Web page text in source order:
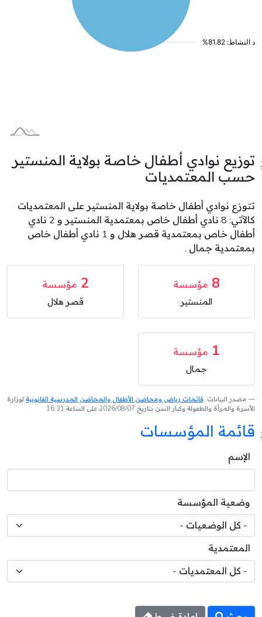
توزيع نوادي أطفال خاصة بولاية المنستير
حسب المعتمديات
تتوزع نوادي أطفال خاصة بولاية المنستير على المعتمديات
كالآتي: 8 نادي أطفال خاص بمعتمدية المنستير و 2 نادي
أطفال خاص بمعتمدية قصر هلال و 1 نادي أطفال خاص
بمعتمدية جمال .
8 مؤسسة
المنستير
2 مؤسسة
قصر هلال
1 مؤسسة
جمال
مصدر البيانات: قائمات رياض ومحاضن الأطفال والمحاضن المدرسية القانونية لوزارة
الأسرة والمرأة والطفولة وكبار السن بتاريخ 2026/08/07 على الساعة 16:31
قائمة المؤسسات
الإسم
وضعية المؤسسة
المعتمدية